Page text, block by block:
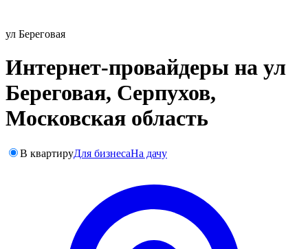
ул Береговая
Интернет-провайдеры на ул
Береговая, Серпухов,
Московская область
В квартируДля бизнесаНа дачу